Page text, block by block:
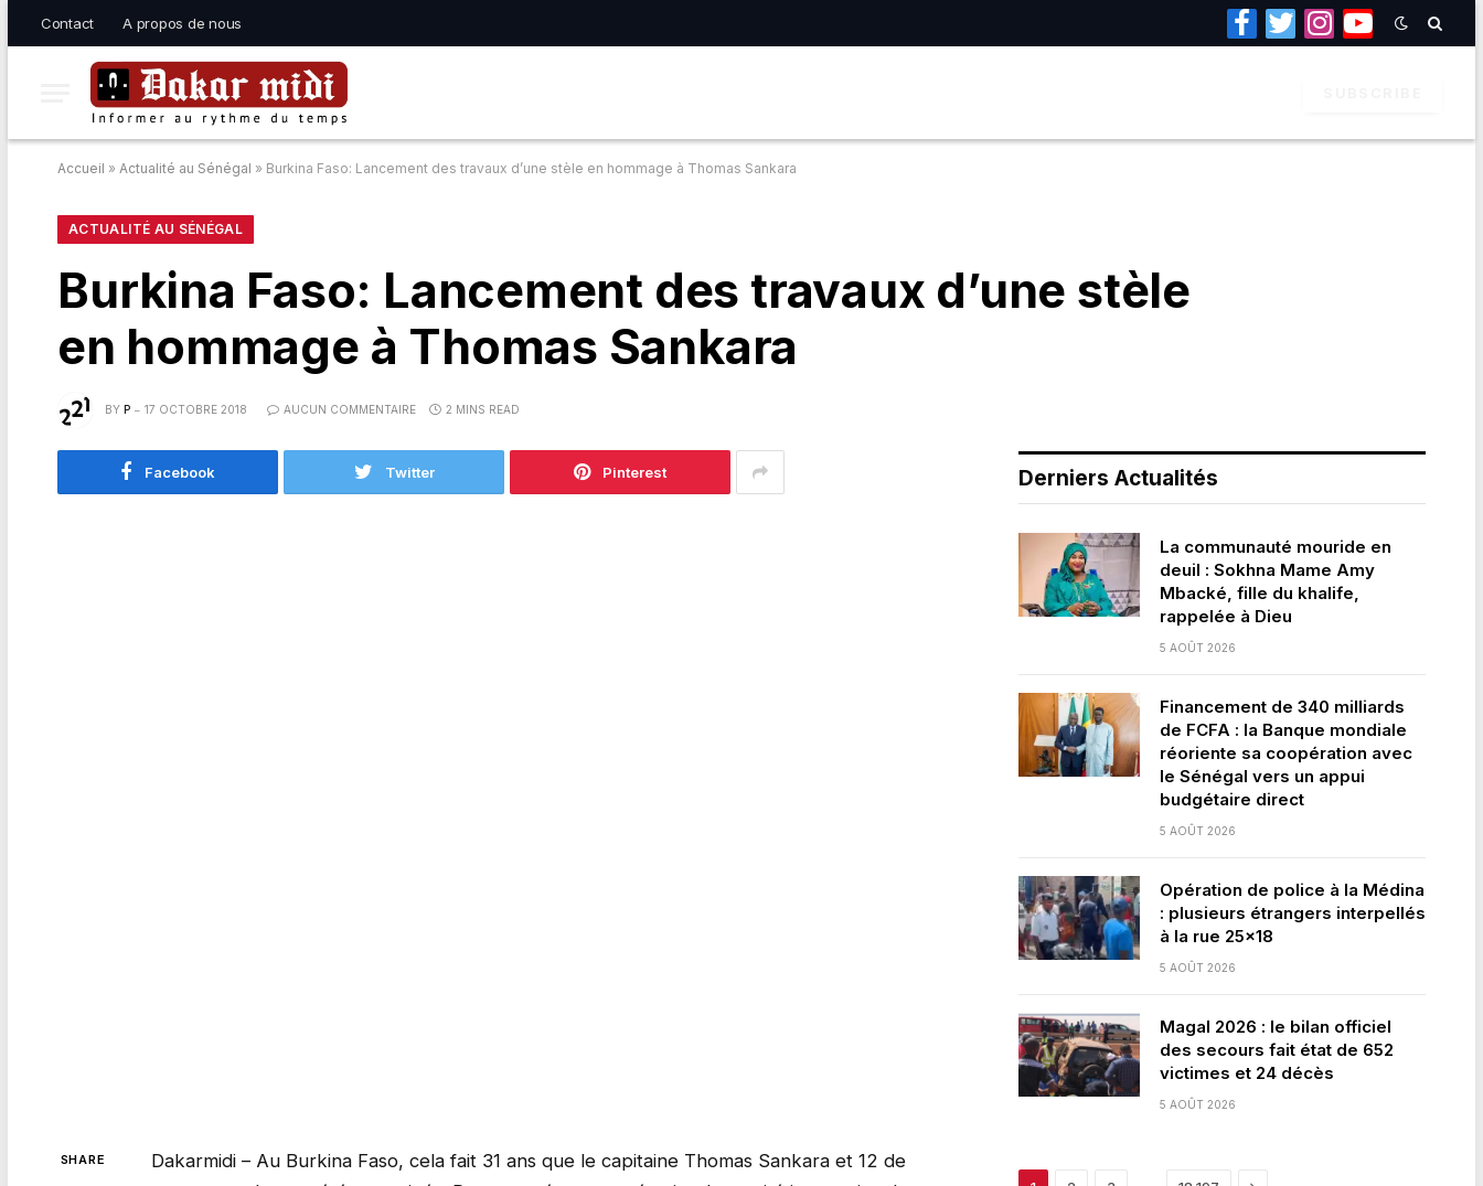
Contact A propos de nous
Facebook
TwitterInstagramYouTube
Accueil » Actualité au Sénégal » Burkina Faso: Lancement des travaux d’une stèle en hommage à Thomas Sankara
ACTUALITÉ AU SÉNÉGAL
Burkina Faso: Lancement des travaux d’une stèle
en hommage à Thomas Sankara
BY P 17 OCTOBRE 2018 AUCUN COMMENTAIRE 2 MINS READ
Facebook Twitter Pinterest
SHARE
Dakarmidi – Au Burkina Faso, cela fait 31 ans que le capitaine Thomas Sankara et 12 de
Derniers Actualités
La communauté mouride en
deuil : Sokhna Mame Amy
Mbacké, fille du khalife,
rappelée à Dieu
5 AOÛT 2026
Financement de 340 milliards
de FCFA : la Banque mondiale
réoriente sa coopération avec
le Sénégal vers un appui
budgétaire direct
5 AOÛT 2026
Opération de police à la Médina
: plusieurs étrangers interpellés
à la rue 25×18
5 AOÛT 2026
Magal 2026 : le bilan officiel
des secours fait état de 652
victimes et 24 décès
5 AOÛT 2026